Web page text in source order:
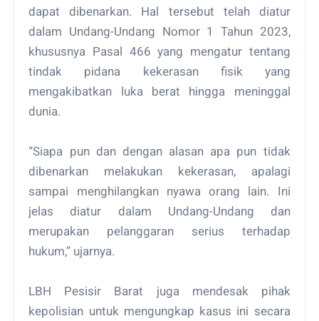
dapat dibenarkan. Hal tersebut telah diatur
dalam Undang-Undang Nomor 1 Tahun 2023,
khususnya Pasal 466 yang mengatur tentang
tindak pidana kekerasan fisik yang
mengakibatkan luka berat hingga meninggal
dunia.
“Siapa pun dan dengan alasan apa pun tidak
dibenarkan melakukan kekerasan, apalagi
sampai menghilangkan nyawa orang lain. Ini
jelas diatur dalam Undang-Undang dan
merupakan pelanggaran serius terhadap
hukum,” ujarnya.
LBH Pesisir Barat juga mendesak pihak
kepolisian untuk mengungkap kasus ini secara